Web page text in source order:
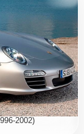
2002)